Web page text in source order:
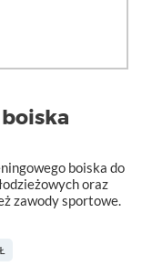
boiska do
oraz
zawody sportowe.